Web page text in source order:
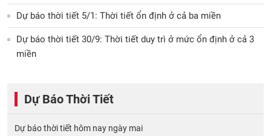
Dự báo thời tiết 5/1: Thời tiết ổn định ở cả ba miền
Dự báo thời tiết 30/9: Thời tiết duy trì ở mức ổn định ở cả 3
miền
Dự Báo Thời Tiết
Dự báo thời tiết hôm nay ngày mai